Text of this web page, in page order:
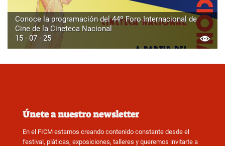
Conoce la programación del 44º Foro Internacional de
Cine de la Cineteca Nacional
15 · 07 · 25
Únete a nuestro newsletter
En el FICM estamos creando contenido constante desde el
festival, pláticas, exposiciones, talleres y queremos invitarte a